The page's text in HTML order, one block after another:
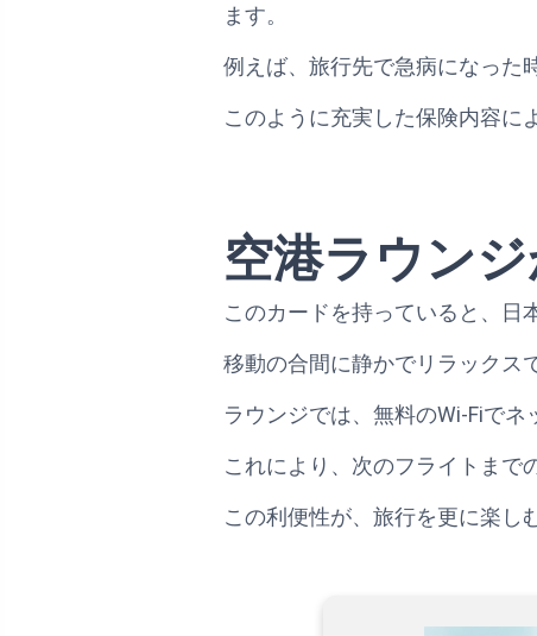
ます。
例えば、旅行先で急病になった
このように充実した保険内容に
空港ラウン
このカードを持っていると、日
移動の合間に静かでリラックス
ラウンジでは、無料のWi-Fiで
これにより、次のフライトまで
この利便性が、旅行を更に楽し